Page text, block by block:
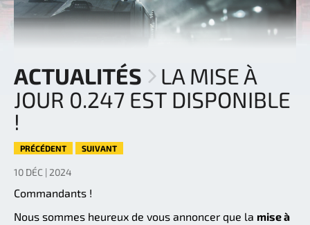
ACTUALITÉS
LA MISE À
JOUR 0.247 EST DISPONIBLE
!
PRÉCÉDENT SUIVANT
10 DÉC | 2024
Commandants !
Nous sommes heureux de vous annoncer que la mise à